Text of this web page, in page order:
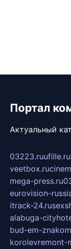
Портал
Актуальный
03223.ruufille.ru
veetbox.ru
mega-press.ru
eurovision-
itrack-24.ru
alabuga-
bud-em-
korolevremont-